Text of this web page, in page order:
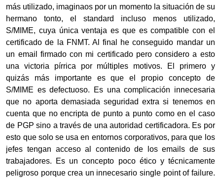
más utilizado, imaginaos por un momento la situación de su
hermano tonto, el standard incluso menos utilizado,
S/MIME, cuya única ventaja es que es compatible con el
certificado de la FNMT. Al final he conseguido mandar un
un email firmado con mi certificado pero considero a esto
una victoria pírrica por múltiples motivos. El primero y
quizás más importante es que el propio concepto de
S/MIME es defectuoso. Es una complicación innecesaria
que no aporta demasiada seguridad extra si tenemos en
cuenta que no encripta de punto a punto como en el caso
de PGP sino a través de una autoridad certificadora. Es por
esto que solo se usa en entornos corporativos, para que los
jefes tengan acceso al contenido de los emails de sus
trabajadores. Es un concepto poco ético y técnicamente
peligroso porque crea un innecesario single point of failure.